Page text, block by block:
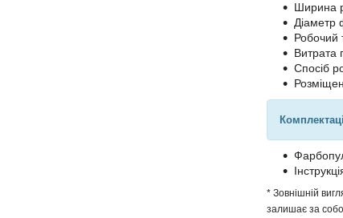
Ширина
Діаметр
Робочий
Витрата
Спосіб
* Зовнішній
залишає за